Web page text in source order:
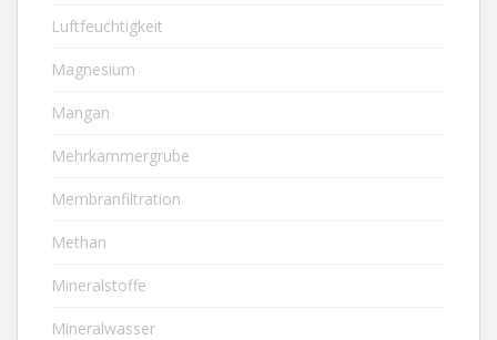
Luftfeuchtigkeit
Magnesium
Mangan
Mehrkammergrube
Membranfiltration
Methan
Mineralstoffe
Mineralwasser